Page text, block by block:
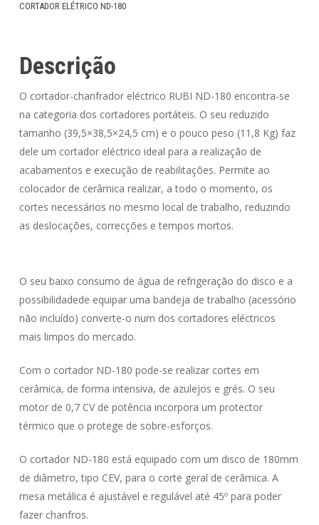
CORTADOR ELÉTRICO ND-180
Descrição
O cortador-chanfrador eléctrico RUBI ND-180 encontra-se
na categoria dos cortadores portáteis. O seu reduzido
tamanho (39,5×38,5×24,5 cm) e o pouco peso (11,8 Kg) faz
dele um cortador eléctrico ideal para a realização de
acabamentos e execução de reabilitações. Permite ao
colocador de cerâmica realizar, a todo o momento, os
cortes necessários no mesmo local de trabalho, reduzindo
as deslocações, correcções e tempos mortos.
O seu baixo consumo de água de refrigeração do disco e a
possibilidadede equipar uma bandeja de trabalho (acessório
não incluído) converte-o num dos cortadores eléctricos
mais limpos do mercado.
Com o cortador ND-180 pode-se realizar cortes em
cerâmica, de forma intensiva, de azulejos e grés. O seu
motor de 0,7 CV de potência incorpora um protector
térmico que o protege de sobre-esforços.
O cortador ND-180 está equipado com um disco de 180mm
de diâmetro, tipo CEV, para o corte geral de cerâmica. A
mesa metálica é ajustável e regulável até 45º para poder
fazer chanfros.